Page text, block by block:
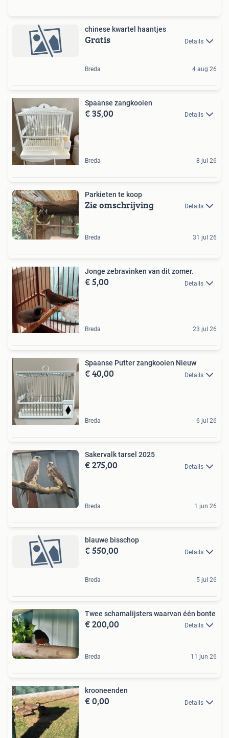
chinese kwartel haantjes
Gratis Details
Breda 4 aug 26
Spaanse zangkooien
€ 35,00 Details
Breda 8 jul 26
Parkieten te koop
Zie omschrijving Details
Breda 31 jul 26
Jonge zebravinken van dit zomer.
€ 5,00 Details
Breda 23 jul 26
Spaanse Putter zangkooien Nieuw
€ 40,00 Details
Breda 6 jul 26
Sakervalk tarsel 2025
€ 275,00 Details
Breda 1 jun 26
blauwe bisschop
€ 550,00 Details
Breda 5 jul 26
Twee schamalijsters waarvan één bonte
€ 200,00 Details
Breda 11 jun 26
krooneenden
€ 0,00 Details